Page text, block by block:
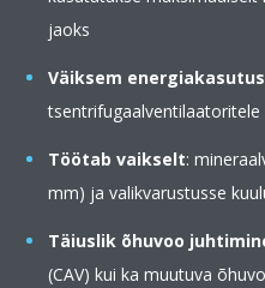
jaoks
Väiksem energiakasutus
tsentrifugaalventilaatoritele
Töötab vaikselt:
mm) ja valikvarustusse
Täiuslik õhuvoo
(CAV) kui ka muutuva